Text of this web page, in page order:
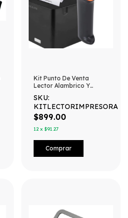
Kit Punto De Venta
Lector Alambrico Y
SKU:
KITLECTORIMPRESORA
$899.00
12 x $91.27